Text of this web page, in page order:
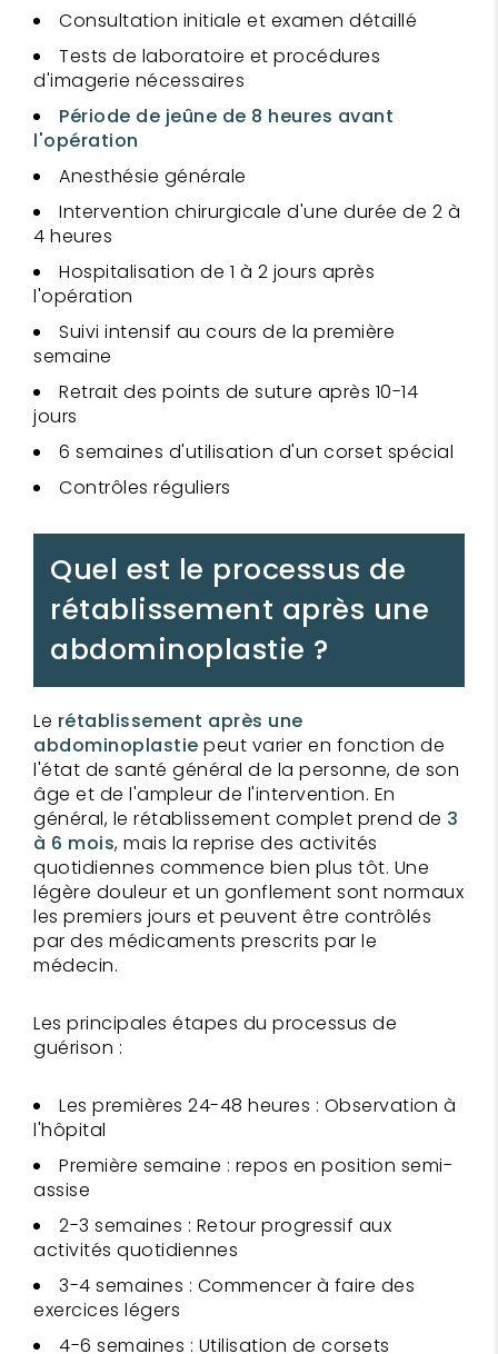
Consultation initiale et examen détaillé
Tests de laboratoire et procédures
d'imagerie nécessaires
Période de jeûne de 8 heures avant
l'opération
Anesthésie générale
Intervention chirurgicale d'une durée de 2 à
4 heures
Hospitalisation de 1 à 2 jours après
l'opération
Suivi intensif au cours de la première
semaine
Retrait des points de suture après 10-14
jours
6 semaines d'utilisation d'un corset spécial
Contrôles réguliers
Quel est le processus de
rétablissement après une
abdominoplastie ?
Le rétablissement après une
abdominoplastie peut varier en fonction de
l'état de santé général de la personne, de son
âge et de l'ampleur de l'intervention. En
général, le rétablissement complet prend de 3
à 6 mois, mais la reprise des activités
quotidiennes commence bien plus tôt. Une
légère douleur et un gonflement sont normaux
les premiers jours et peuvent être contrôlés
par des médicaments prescrits par le
médecin.
Les principales étapes du processus de
guérison :
Les premières 24-48 heures : Observation à
l'hôpital
Première semaine : repos en position semi-
assise
2-3 semaines : Retour progressif aux
activités quotidiennes
3-4 semaines : Commencer à faire des
exercices légers
4-6 semaines : Utilisation de corsets